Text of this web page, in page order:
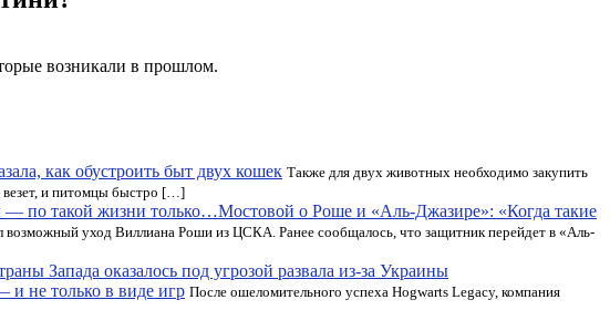
возникали в прошлом.
как обустроить быт двух кошек Также для двух животных необходимо закупить
и питомцы быстро […]
Мостовой о Роше и «Аль-Джазире»: «Когда такие
возможный уход Виллиана Роши из ЦСКА. Ранее сообщалось, что защитник перейдет в «Аль-
Запада оказалось под угрозой развала из-за Украины
не только в виде игр После ошеломительного успеха Hogwarts Legacy, компания